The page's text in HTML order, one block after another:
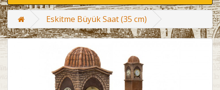
Eskitme Büyük Saat (35 cm)